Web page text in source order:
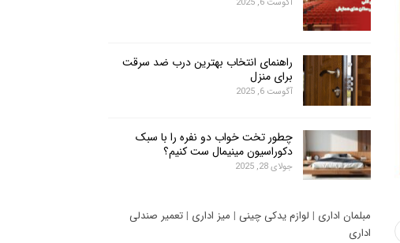
آگوست 6, 2025
راهنمای انتخاب بهترین درب ضد سرقت
برای منزل
آگوست 6, 2025
چطور تخت خواب دو نفره را با سبک
دکوراسیون مینیمال ست کنیم؟
جولای 28, 2025
مبلمان اداری | لوازم یدکی چینی | میز اداری | تعمیر صندلی
اداری